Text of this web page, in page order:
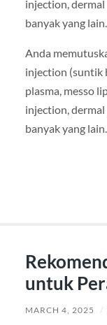
injection,
banyak yang lain.
Anda
injection (suntik
plasma, messo
injection,
banyak yang lain.
untuk
MARCH 4, 2025 /